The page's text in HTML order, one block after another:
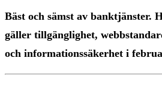
Bäst och sämst av bank­tjänster.
gäller tillgänglighet,
och informationssäkerhet i